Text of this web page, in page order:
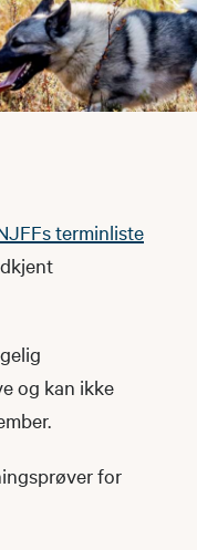
terminliste
og kan ikke
for